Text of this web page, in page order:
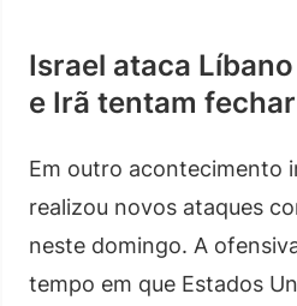
Israel ataca
e Irã tentam
Em outro acontecimento
realizou novos ataques
neste domingo. A
tempo em que Estados